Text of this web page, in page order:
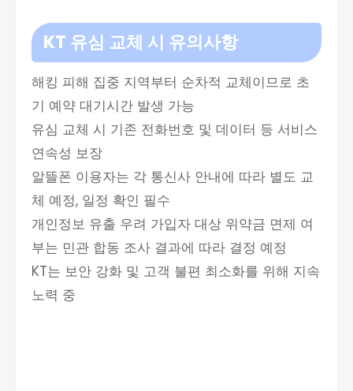
KT 유심 교체 시 유의사항
해킹 피해 집중 지역부터 순차적 교체이므로 초
기 예약 대기시간 발생 가능
유심 교체 시 기존 전화번호 및 데이터 등 서비스
연속성 보장
알뜰폰 이용자는 각 통신사 안내에 따라 별도 교
체 예정, 일정 확인 필수
개인정보 유출 우려 가입자 대상 위약금 면제 여
부는 민관 합동 조사 결과에 따라 결정 예정
KT는 보안 강화 및 고객 불편 최소화를 위해 지속
노력 중​